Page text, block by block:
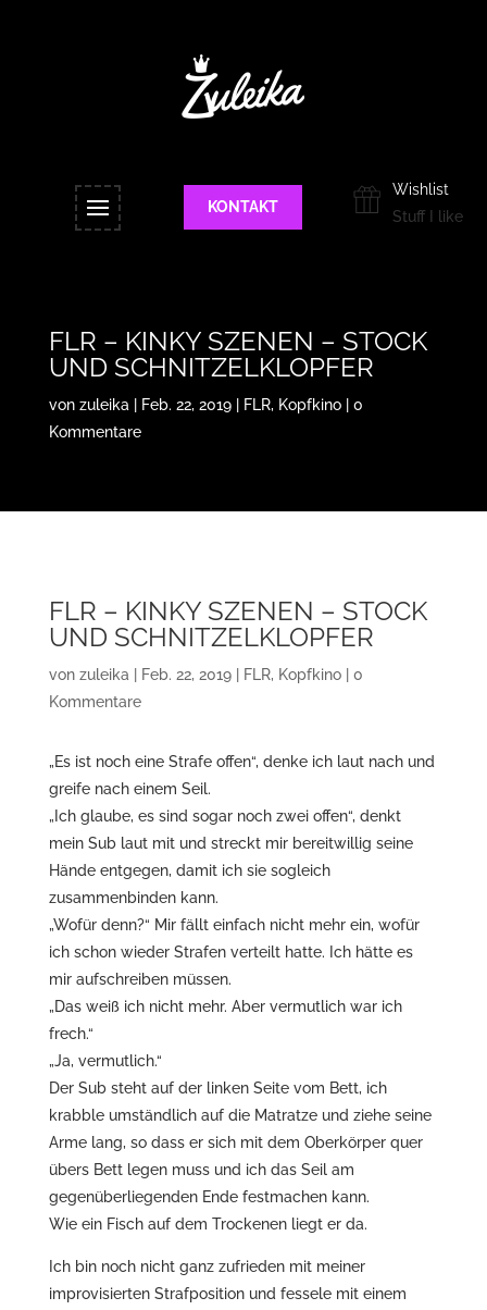
KONTAKT
Wishlist
Stuff I like
FLR – KINKY SZENEN – STOCK
UND SCHNITZELKLOPFER
von zuleika Feb. 22, 2019| FLR, Kopfkino| 0
Kommentare
FLR – KINKY SZENEN – STOCK
UND SCHNITZELKLOPFER
von zuleika Feb. 22, 2019| FLR, Kopfkino| 0
Kommentare
„Es ist noch eine Strafe offen“, denke ich laut nach und
greife nach einem Seil.
„Ich glaube, es sind sogar noch zwei offen“, denkt
mein Sub laut mit und streckt mir bereitwillig seine
Hände entgegen, damit ich sie sogleich
zusammenbinden kann.
„Wofür denn?“ Mir fällt einfach nicht mehr ein, wofür
ich schon wieder Strafen verteilt hatte. Ich hätte es
mir aufschreiben müssen.
„Das weiß ich nicht mehr. Aber vermutlich war ich
frech.“
„Ja, vermutlich.“
Der Sub steht auf der linken Seite vom Bett, ich
krabble umständlich auf die Matratze und ziehe seine
Arme lang, so dass er sich mit dem Oberkörper quer
übers Bett legen muss und ich das Seil am
gegenüberliegenden Ende festmachen kann.
Wie ein Fisch auf dem Trockenen liegt er da.
Ich bin noch nicht ganz zufrieden mit meiner
improvisierten Strafposition und fessele mit einem